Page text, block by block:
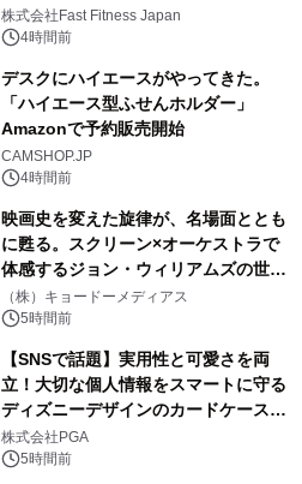
中無休のフィットネスジム＞
株式会社Fast Fitness Japan
4時間前
デスクにハイエースがやってきた。
「ハイエース型ふせんホルダー」
Amazonで予約販売開始
CAMSHOP.JP
4時間前
映画史を変えた旋律が、名場面ととも
に甦る。スクリーン×オーケストラで
体感するジョン・ウィリアムズの世
界。ジョン・ウィリアムズ：シネマ・
スペクタキュラー・コンサート 開催決
定！
（株）キョードーメディアス
5時間前
【SNSで話題】実用性と可愛さを両
立！大切な個人情報をスマートに守る
ディズニーデザインのカードケースを
株式会社PGAが8月7日発売
株式会社PGA
5時間前